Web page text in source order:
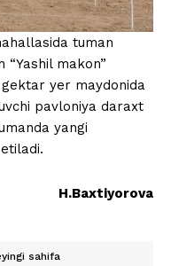
tuman
“Yashil makon”
yer maydonida
pavloniya daraxt
yangi
H.Baxtiyorova
sahifa